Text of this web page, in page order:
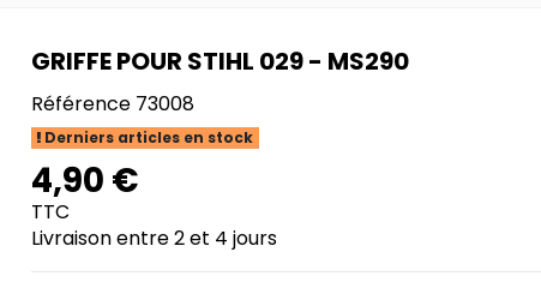
GRIFFE POUR STIHL 029 - MS290
Référence 73008
Derniers articles en stock
4,90 €
TTC
Livraison entre 2 et 4 jours